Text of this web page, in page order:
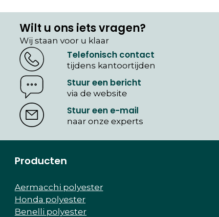
Wilt u ons iets vragen?
Wij staan voor u klaar
Telefonisch contact
tijdens kantoortijden
Stuur een bericht
via de website
Stuur een e-mail
naar onze experts
Producten
Aermacchi polyester
Honda polyester
Benelli polyester